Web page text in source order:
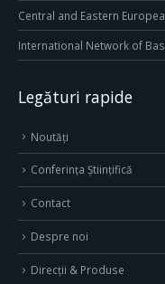
Central and Eastern
International Network of
Legături rapide
Noutăți
Conferința Științifică
Contact
Despre noi
Direcţii & Produse